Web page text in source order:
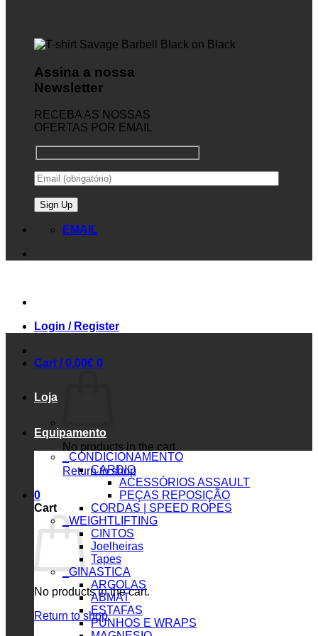
Assina a nossa
Newsletter
RECEBA AS NOSSAS
OFERTAS POR EMAIL
EMAIL
Login / Register
Cart /0.00€ 0
No products in the cart.
Return to shop
0
Cart
No products in the cart.
Return to shop
Loja
Equipamento
_CONDICIONAMENTO
CARDIO
ACESSÓRIOS ASSAULT
PEÇAS REPOSIÇÃO
CORDAS | SPEED ROPES
_WEIGHTLIFTING
CINTOS
Joelheiras
Tapes
_GINASTICA
ARGOLAS
ABMAT
ESTAFAS
PUNHOS E WRAPS